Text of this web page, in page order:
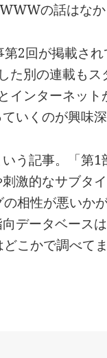
の話はなか
2回が掲載され
た別の連載もス
ンターネット
いくのが興味深
いう記事。「
激的なサブタ
相性が悪いか
データベース
こかで調べて